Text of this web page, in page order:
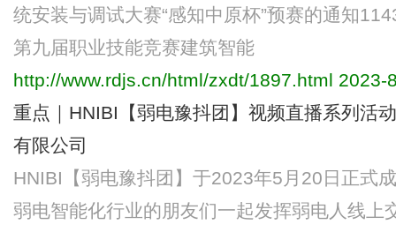
统安装与调试大赛“感知中原杯”预赛的通知
第九届职业技能竞赛建筑智能
http://www.rdjs.cn/html/zxdt/1897.html 2023-
重点｜HNIBI【弱电豫抖团】视频直播系列活
有限公司
HNIBI【弱电豫抖团】于2023年5月20日正式
弱电智能化行业的朋友们一起发挥弱电人线上